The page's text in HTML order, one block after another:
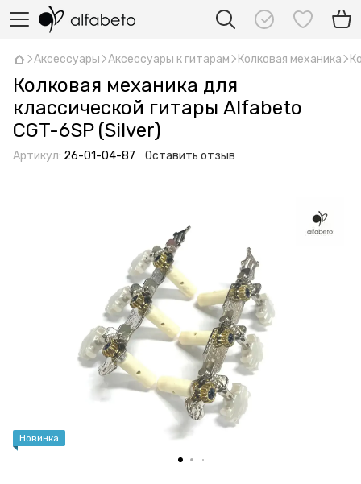
Аксессуары Аксессуары к гитарам Колковая механика
Колковая механика для
классической гитары Alfabeto
CGT-6SP (Silver)
Артикул: 26-01-04-87 Оставить отзыв
Новинка